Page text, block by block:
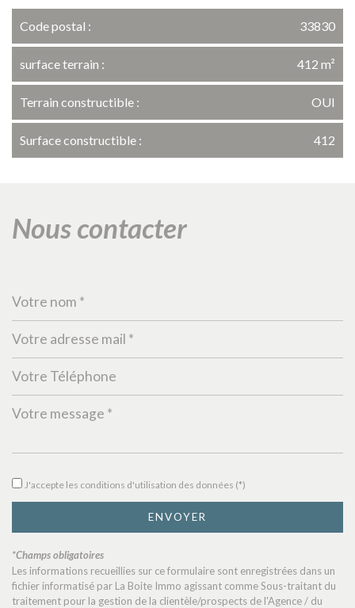
Code postal : 33830
surface terrain : 412 m²
Terrain constructible : OUI
Surface constructible : 412
+
−
Bibliothèque
Bureau de poste
Mairie
nous contacter
J'accepte les conditions d'utilisation des données (*)
ENVOYER
*Champs obligatoires
Les informations recueillies sur ce formulaire sont enregistrées dans un
fichier informatisé par La Boite Immo agissant comme Sous-traitant du
traitement pour la gestion de la clientèle/prospects de l'Agence / du